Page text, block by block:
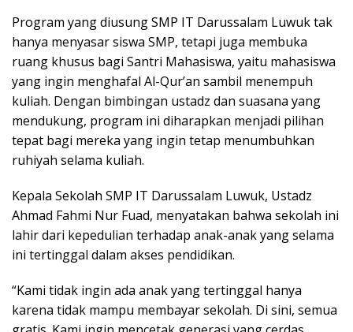
Program yang diusung SMP IT Darussalam Luwuk tak
hanya menyasar siswa SMP, tetapi juga membuka
ruang khusus bagi Santri Mahasiswa, yaitu mahasiswa
yang ingin menghafal Al-Qur’an sambil menempuh
kuliah. Dengan bimbingan ustadz dan suasana yang
mendukung, program ini diharapkan menjadi pilihan
tepat bagi mereka yang ingin tetap menumbuhkan
ruhiyah selama kuliah.
Kepala Sekolah SMP IT Darussalam Luwuk, Ustadz
Ahmad Fahmi Nur Fuad, menyatakan bahwa sekolah ini
lahir dari kepedulian terhadap anak-anak yang selama
ini tertinggal dalam akses pendidikan.
“Kami tidak ingin ada anak yang tertinggal hanya
karena tidak mampu membayar sekolah. Di sini, semua